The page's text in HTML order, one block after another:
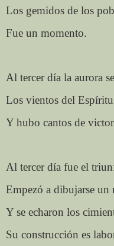
Los gemidos de los
Fue un momento.
Al tercer día la aurora
Los vientos del
Y hubo cantos de
Al tercer día fue el
Empezó a dibujarse
Y se echaron los
Su construcción es